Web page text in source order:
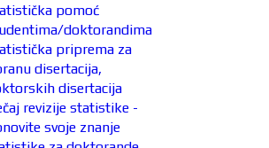
pomoć
doktorandima
priprema za
disertacija,
disertacija
revizije statistike -
svoje znanje